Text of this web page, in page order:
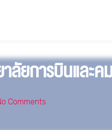
าลัยการบินและ